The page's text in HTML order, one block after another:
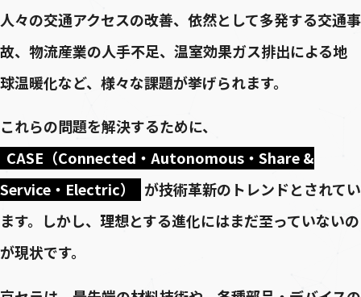
人々の交通アクセスの改善、依然として多発する交通事
故、物流産業の人手不足、温室効果ガス排出による地
球温暖化など、様々な課題が挙げられます。
これらの問題を解決するために、
CASE（Connected・Autonomous・Share &
Service・Electric）
が技術革新のトレンドとされてい
ます。しかし、理想とする進化にはまだ至っていないの
が現状です。